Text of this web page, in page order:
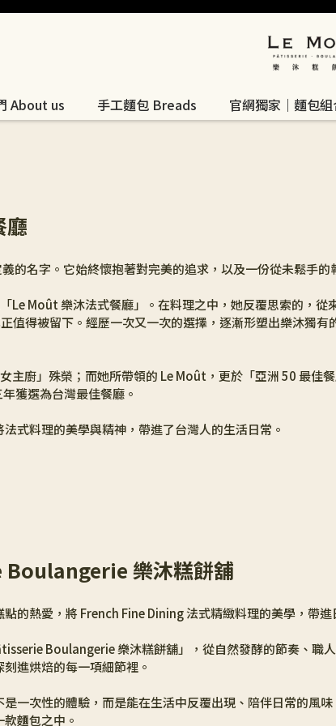
About us 手工麵包 Breads 官網獨家｜麵包
廳
的名字。它始終懷抱著對完美的追求，以及一份從未鬆手的
Le Moût 樂沐法式餐廳」。在料理之中，她反覆思索的，從
值得被留下。經歷一次又一次的選擇，逐漸形塑出樂沐獨有
主廚」殊榮；而她所帶領的 Le Moût，更於「亞洲 50 最佳
獲選為台灣最佳餐廳。
式料理的美學與精神，帶進了台灣人的生活日常。
樂沐糕餅舖
的熱愛，將 French Fine Dining 法式精緻料理的美學，帶進
Boulangerie 樂沐糕餅舖」，從自然發酵的節奏、職
進烘焙的每一項細節裡。
一次性的體驗，而是能在生活中反覆出現、陪伴日常的風
麵包之中。